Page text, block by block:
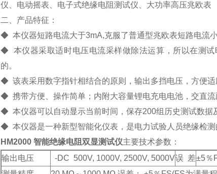
仪、电动摇表、电子式绝缘电阻测试仪、大功率高压兆欧表
二、产品特征：
◆ 本仪器短路电流大于3mA,克服了普通型兆欧表短路电流
◆ 本仪器采取适时电压电流采样做除法运算，所以在测
的。
◆ 该表采用数字指针相结合的原则，输出多挡电压，方便适
◆ 携带方便、操作简单；内附大容量锂电充电电池，交直流
◆ 本仪器可以自动显示当前时间，保存200组历史测试数据
◆ 本仪器是一种新型智能化仪表，是电力试验人员绝缘检测
HM2000 智能绝缘电阻双显测试仪主要技术参数：
输出电压
-DC 500V, 1000V, 2500V, 5000V误 差±5％